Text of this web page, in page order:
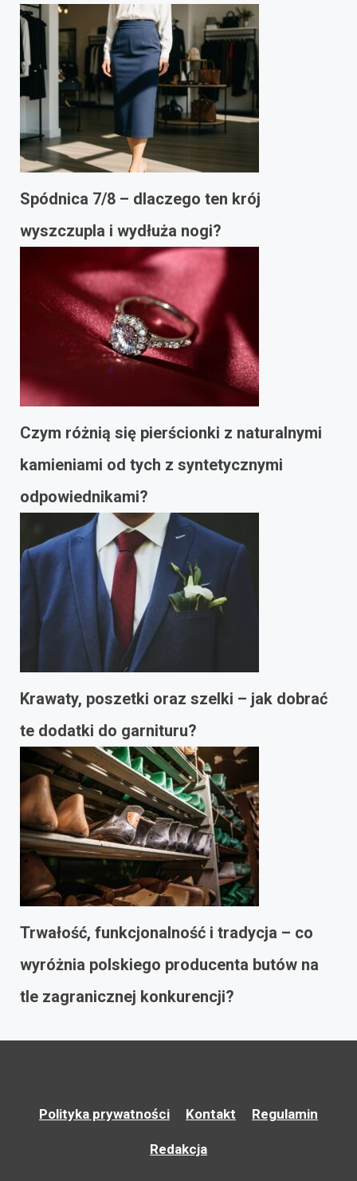
Spódnica 7/8 – dlaczego ten krój
wyszczupla i wydłuża nogi?
Czym różnią się pierścionki z naturalnymi
kamieniami od tych z syntetycznymi
odpowiednikami?
Krawaty, poszetki oraz szelki – jak dobrać
te dodatki do garnituru?
Trwałość, funkcjonalność i tradycja – co
wyróżnia polskiego producenta butów na
tle zagranicznej konkurencji?
Polityka prywatności Kontakt Regulamin
Redakcja